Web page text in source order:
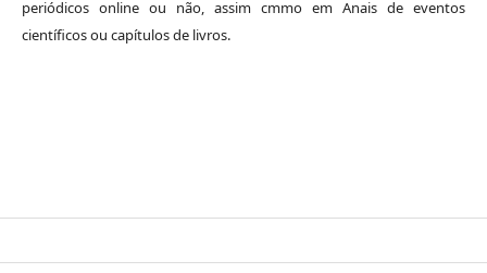
periódicos online ou não, assim cmmo em Anais de eventos
científicos ou capítulos de livros.